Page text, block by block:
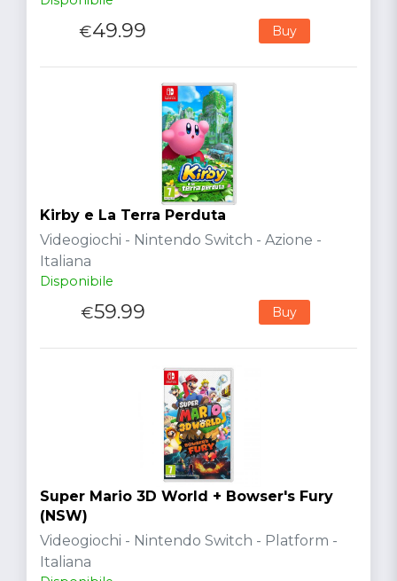
€49.99 Buy
Kirby e La Terra Perduta
Videogiochi - Nintendo Switch - Azione -
Italiana
Disponibile
€59.99 Buy
Super Mario 3D World + Bowser's Fury
(NSW)
Videogiochi - Nintendo Switch - Platform -
Italiana